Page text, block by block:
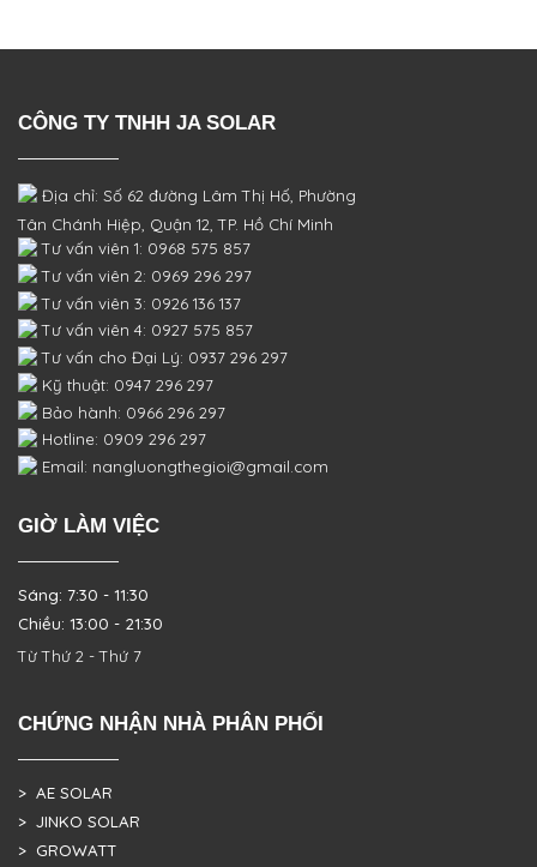
CÔNG TY TNHH JA SOLAR
Địa chỉ: Số 62 đường Lâm Thị Hố, Phường
Tân Chánh Hiệp, Quận 12, TP. Hồ Chí Minh
Tư vấn viên 1: 0968 575 857
Tư vấn viên 2: 0969 296 297
Tư vấn viên 3: 0926 136 137
Tư vấn viên 4: 0927 575 857
Tư vấn cho Đại Lý: 0937 296 297
Kỹ thuật: 0947 296 297
Bảo hành: 0966 296 297
Hotline: 0909 296 297
Email: nangluongthegioi@gmail.com
GIỜ LÀM VIỆC
Sáng: 7:30 - 11:30
Chiều: 13:00 - 21:30
Từ Thứ 2 - Thứ 7
CHỨNG NHẬN NHÀ PHÂN PHỐI
> AE SOLAR
> JINKO SOLAR
> GROWATT